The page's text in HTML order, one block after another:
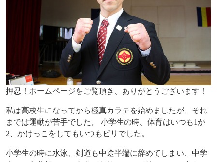
押忍！ホームページをご覧頂き、ありがとうございます！
私は高校生になってから極真カラテを始めましたが、それ
までは運動が苦手でした。 小学生の時、体育はいつも1か
2、かけっこをしてもいつもビリでした。
小学生の時に水泳、剣道も中途半端に辞めてしまい、中学